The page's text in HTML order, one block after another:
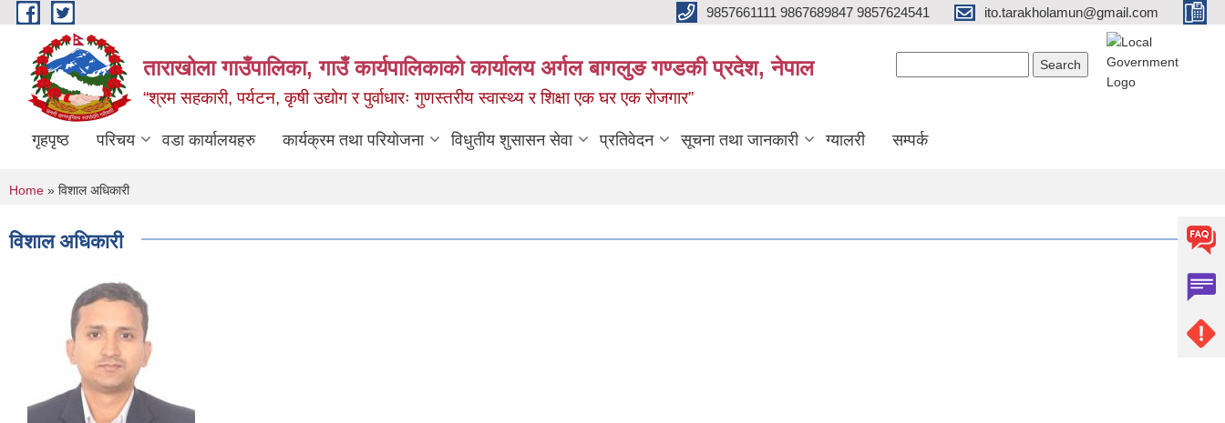
Skip to main content 9857661111 9867689847 9857624541 ito.tarakholamun@gmail.com
ताराखोला गाउँपालिका, गाउँ कार्यपालिकाको कार्यालय अर्गल बागलुङ गण्डकी प्रदेश, नेपाल
“श्रम सहकारी, पर्यटन, कृषी उद्योग र पुर्वाधारः गुणस्तरीय स्वास्थ्य र शिक्षा एक घर एक रोजगार”
गृहपृष्ठ परिचय वडा कार्यालयहरु कार्यक्रम तथा परियोजना विधुतीय शुसासन सेवा प्रतिवेदन सूचना तथा जानकारी ग्यालरी सम्पर्क
You are here
Home » विशाल अधिकारी
विशाल अधिकारी